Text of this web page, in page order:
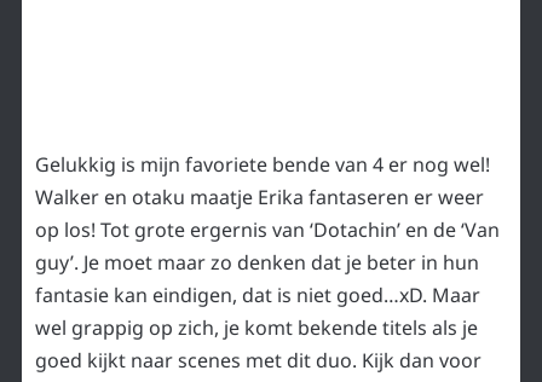
Gelukkig is mijn favoriete bende van 4 er nog wel!
Walker en otaku maatje Erika fantaseren er weer
op los! Tot grote ergernis van ‘Dotachin’ en de ‘Van
guy’. Je moet maar zo denken dat je beter in hun
fantasie kan eindigen, dat is niet goed…xD. Maar
wel grappig op zich, je komt bekende titels als je
goed kijkt naar scenes met dit duo. Kijk dan voor